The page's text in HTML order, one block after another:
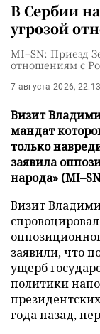
В Сербии
угрозой
MI–SN: Приезд
отношениям с
7 августа 2026, 22:13
Визит
мандат
только
заявила
народа»
Визит
заявили, что
ущерб
политики
года назад,